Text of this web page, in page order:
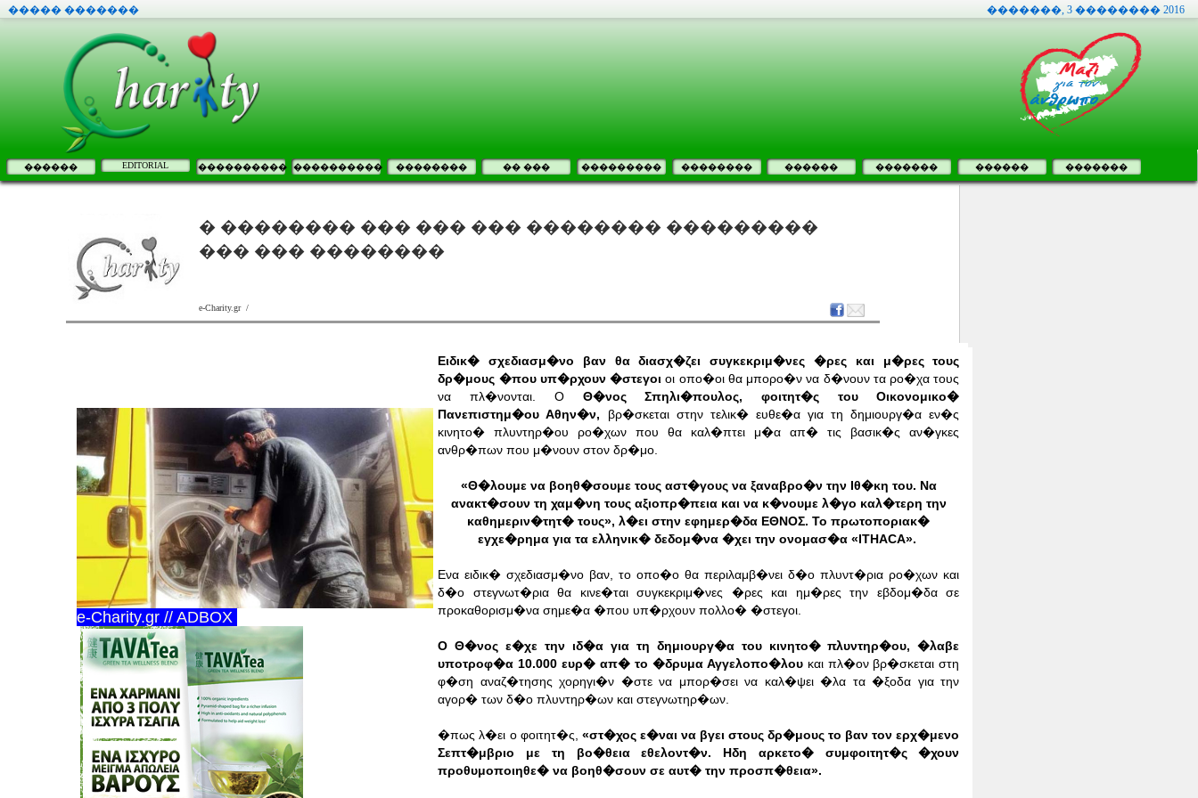
����� ������� �������, 3 �������� 2016
������ EDITORIAL ���������� ���������� �������� �� ��� ��������� �������� ������ ������� ������ �������
� �������� ��� ��� ��� �������� ���������
��� ��� ��������
e-Charity.gr /
e-Charity.gr // ADBOX
Ειδικ� σχεδιασμ�νο βαν θα διασχ�ζει συγκεκριμ�νες �ρες και μ�ρες τους
δρ�μους �που υπ�ρχουν �στεγοι οι οπο�οι θα μπορο�ν να δ�νουν τα ρο�χα τους
να πλ�νονται. Ο Θ�νος Σπηλι�πουλος, φοιτητ�ς του Οικονομικο�
Πανεπιστημ�ου Αθην�ν, βρ�σκεται στην τελικ� ευθε�α για τη δημιουργ�α εν�ς
κινητο� πλυντηρ�ου ρο�χων που θα καλ�πτει μ�α απ� τις βασικ�ς αν�γκες
ανθρ�πων που μ�νουν στον δρ�μο.
«Θ�λουμε να βοηθ�σουμε τους αστ�γους να ξαναβρο�ν την Ιθ�κη του. Να
ανακτ�σουν τη χαμ�νη τους αξιοπρ�πεια και να κ�νουμε λ�γο καλ�τερη την
καθημεριν�τητ� τους», λ�ει στην εφημερ�δα ΕΘΝΟΣ. Το πρωτοποριακ�
εγχε�ρημα για τα ελληνικ� δεδομ�να �χει την ονομασ�α «ITHACA».
Ενα ειδικ� σχεδιασμ�νο βαν, το οπο�ο θα περιλαμβ�νει δ�ο πλυντ�ρια ρο�χων και
δ�ο στεγνωτ�ρια θα κινε�ται συγκεκριμ�νες �ρες και ημ�ρες την εβδομ�δα σε
προκαθορισμ�να σημε�α �που υπ�ρχουν πολλο� �στεγοι.
Ο Θ�νος ε�χε την ιδ�α για τη δημιουργ�α του κινητο� πλυντηρ�ου, �λαβε
υποτροφ�α 10.000 ευρ� απ� το �δρυμα Αγγελοπο�λουκαι πλ�ον βρ�σκεται στη
φ�ση αναζ�τησης χορηγι�ν �στε να μπορ�σει να καλ�ψει �λα τα �ξοδα για την
αγορ� των δ�ο πλυντηρ�ων και στεγνωτηρ�ων.
�πως λ�ει ο φοιτητ�ς, «στ�χος ε�ναι να βγει στους δρ�μους το βαν τον ερχ�μενο
Σεπτ�μβριο με τη βο�θεια εθελοντ�ν. Ηδη αρκετο� συμφοιτητ�ς �χουν
προθυμοποιηθε� να βοηθ�σουν σε αυτ� την προσπ�θεια».